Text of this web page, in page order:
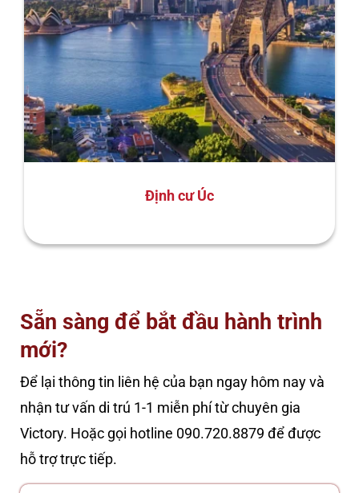
Định cư Úc
Sẵn sàng để bắt đầu hành trình
mới?
Để lại thông tin liên hệ của bạn ngay hôm nay và
nhận tư vấn di trú 1-1 miễn phí từ chuyên gia
Victory. Hoặc gọi hotline 090.720.8879 để được
hỗ trợ trực tiếp.